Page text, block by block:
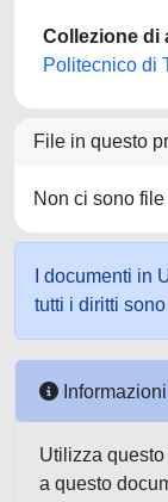
Collezione di
Politecnico di
File in questo
Non ci sono
I documenti in
tutti i diritti
Informazioni
Utilizza
a questo